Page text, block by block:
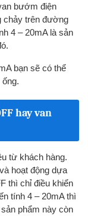
bướm điện
chảy trên đường
4 – 20mA là sản
bạn sẽ có thể
hay van
từ khách hàng.
hoạt động dựa
thì chỉ điều khiển
tính 4 – 20mA thì
phẩm này còn